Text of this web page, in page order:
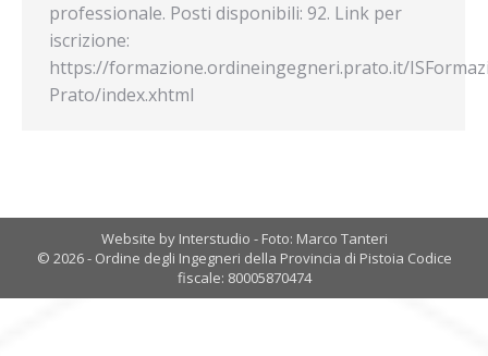
professionale. Posti disponibili: 92. Link per
iscrizione:
https://formazione.ordineingegneri.prato.it/
Prato/index.xhtml
Website by Interstudio - Foto: Marco Tanteri
© 2026 - Ordine degli Ingegneri della Provincia di Pistoia Codice
fiscale: 80005870474